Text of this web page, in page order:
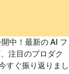
中！最新の AI フ
注目のプロダク
すぐ振り返りまし